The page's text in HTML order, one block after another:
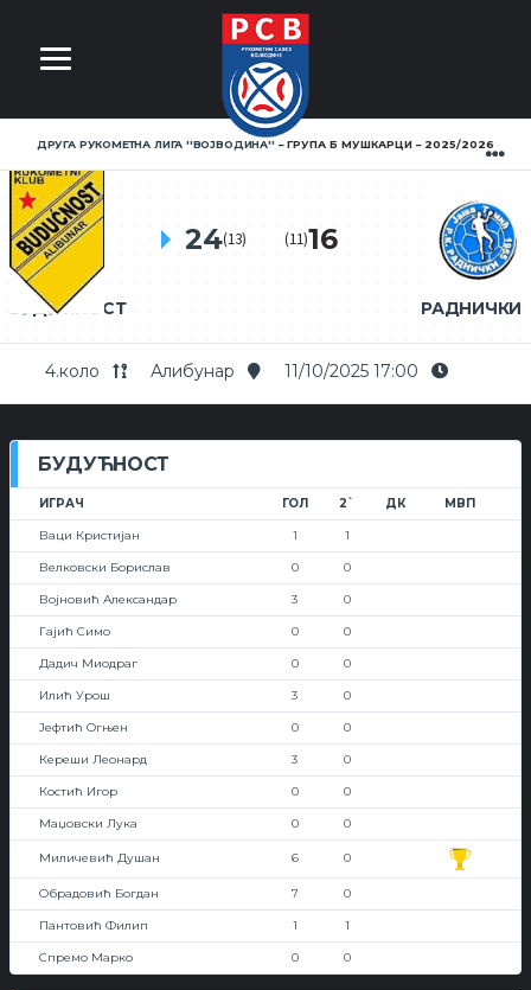
ДРУГА РУКОМЕТНА ЛИГА ''ВОЈВОДИНА'' ГРУПА Б МУШКАРЦИ 2025/2026
БУДУЋНОСТ
24(13)
РАДНИЧКИ
(11)16
4.коло Алибунар 11/10/2025 17:00
БУДУЋНОСТ
ИГРАЧ ГОЛ 2` ДК МВП
Ваци Кристијан 1 1
Велковски Борислав 0 0
Војновић Александар 3 0
Гајић Симо 0 0
Дадич Миодраг 0 0
Илић Урош 3 0
Јефтић Огњен 0 0
Кереши Леонард 3 0
Костић Игор 0 0
Маџовски Лука 0 0
Миличевић Душан 6 0
Обрадовић Богдан 7 0
Пантовић Филип 1 1
Спремо Марко 0 0